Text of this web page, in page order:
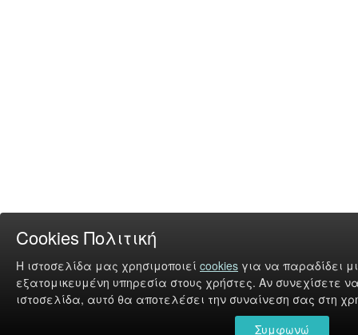
Cookies Πολιτική
Η ιστοσελίδα μας χρησιμοποιεί cookies για να παραδίδει
εξατομικευμένη υπηρεσία στους χρήστες. Αν συνεχίσετε
ιστοσελίδα, αυτό θα αποτελέσει την συναίνεση σας στη
Συμφωνώ